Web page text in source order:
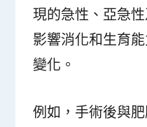
現的急性、亞急
影響消化和生育
變化。
例如，手術後與